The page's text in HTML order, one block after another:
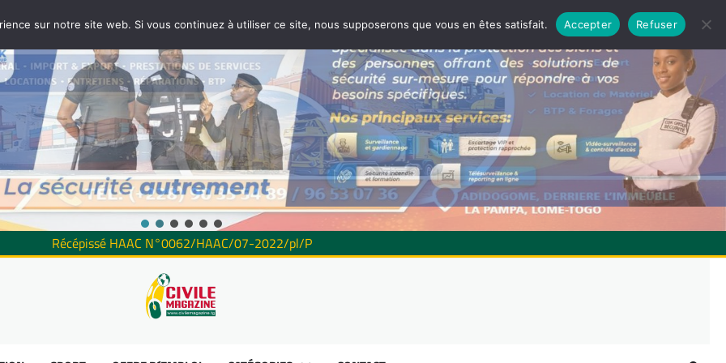
Récépissé HAAC N°0062/HAAC/07-2022/pl/P
sur notre site web. Si vous continuez à utiliser ce site, nous supposerons que vous en êtes satisfait. Accepter Refuser